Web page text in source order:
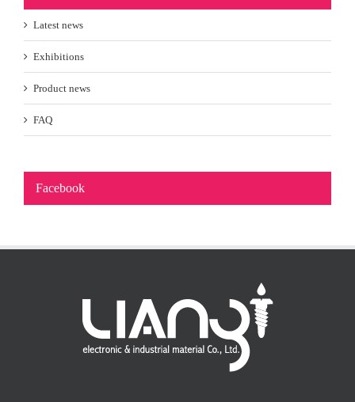
Latest news
Exhibitions
Product news
FAQ
Facebook